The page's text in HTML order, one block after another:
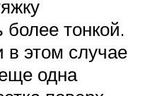
тонкой.
в этом случае
одна